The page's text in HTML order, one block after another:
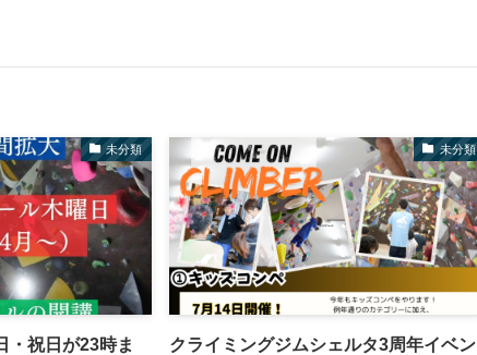
未分類
・祝日が23時ま
未分類
クライミングジムシェルタ3周年イベン